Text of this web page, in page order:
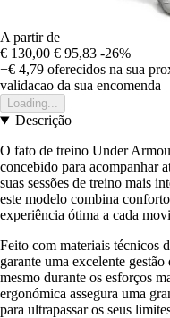
A partir de
€ 130,00 € 95,83 -26%
+€ 4,79 oferecidos na sua
validacao da sua encomenda
Loading...
Descrição
O fato de treino Under
concebido para acompanhar
suas sessões de treino mais
este modelo combina
experiência ótima a cada
Feito com materiais técnicos
garante uma excelente
mesmo durante os esforços
ergonómica assegura uma
para ultrapassar os seus